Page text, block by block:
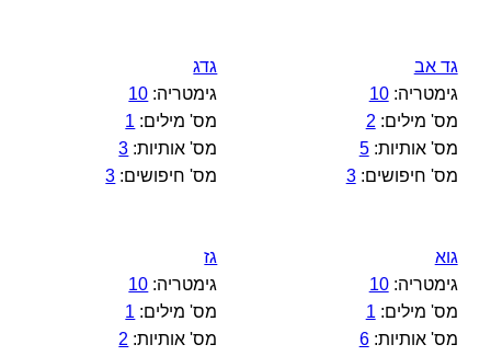
גד אב
גימטריה:10
מס' מילים: 2
מס' אותיות:5
מס' חיפושים:3
גדג
גימטריה: 10
מס' מילים: 1
מס' אותיות: 3
מס' חיפושים: 3
גוא
גימטריה:10
מס' מילים: 1
מס' אותיות:6
גז
גימטריה: 10
מס' מילים: 1
מס' אותיות: 2